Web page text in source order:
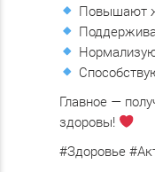
Повышают
Главное —
здоровы!
#Здоровье